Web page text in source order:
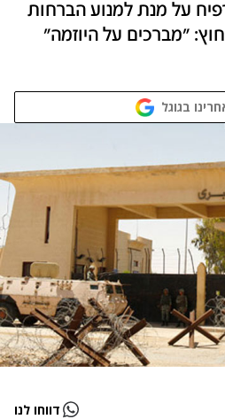
על מנת למנוע הברחות
"מברכים על היוזמה"
בגוגל
דווחו לנו